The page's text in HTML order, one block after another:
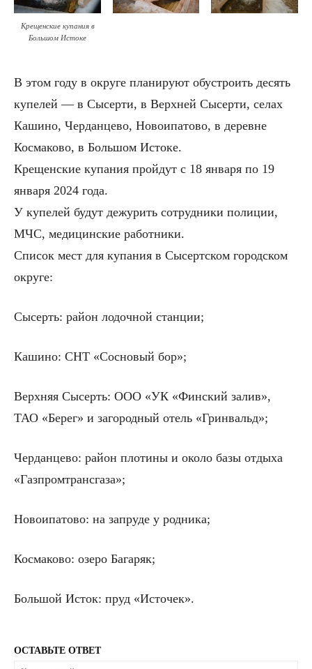
Крещенские купания в
Большом Истоке
В этом году в округе планируют обустроить десять
купелей — в Сысерти, в Верхней Сысерти, селах
Кашино, Черданцево, Новоипатово, в деревне
Космаково, в Большом Истоке.
Крещенские купания пройдут с 18 января по 19
января 2024 года.
У купелей будут дежурить сотрудники полиции,
МЧС, медицинские работники.
Список мест для купания в Сысертском городском
округе:
Сысерть: район лодочной станции;
Кашино: СНТ «Сосновый бор»;
Верхняя Сысерть: ООО «УК «Финский залив»,
ТАО «Берег» и загородный отель «Гринвальд»;
Черданцево: район плотины и около базы отдыха
«Газпромтрансгаза»;
Новоипатово: на запруде у родника;
Космаково: озеро Багаряк;
Большой Исток: пруд «Источек».
ОСТАВЬТЕ ОТВЕТ